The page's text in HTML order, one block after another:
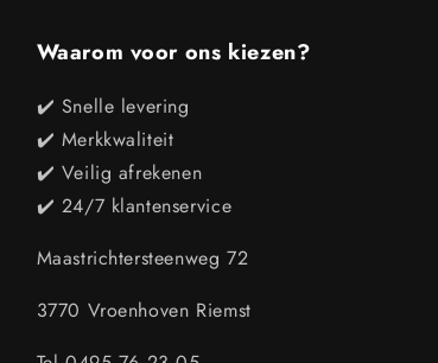
Waarom voor ons kiezen?
✔️ Snelle levering
✔️ Merkkwaliteit
✔️ Veilig afrekenen
✔️ 24/7 klantenservice
Maastrichtersteenweg 72
3770 Vroenhoven Riemst